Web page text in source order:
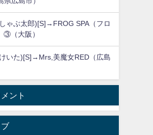
ゃぶ太郎)[S]→FROG SPA（フロ
③（大阪）
いた)[S]→Mrs,美魔女RED（広島
ント